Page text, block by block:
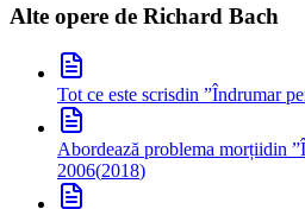
Alte opere de Richard Bach
Tot ce este scrisdin ”Îndrumar
Abordează problema morțiidin
2006(2018)